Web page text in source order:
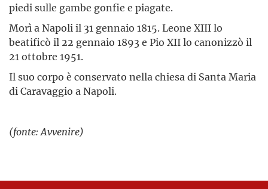
piedi sulle gambe gonfie e piagate.
Morì a Napoli il 31 gennaio 1815. Leone XIII lo
beatificò il 22 gennaio 1893 e Pio XII lo canonizzò il
21 ottobre 1951.
Il suo corpo è conservato nella chiesa di Santa Maria
di Caravaggio a Napoli.
(fonte: Avvenire)